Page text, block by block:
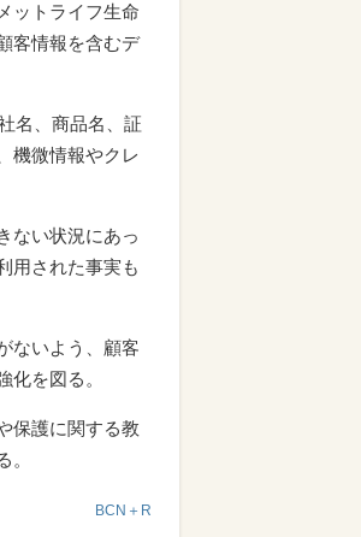
ットライフ生命
客情報を含むデ
名、商品名、証
機微情報やクレ
ない状況にあっ
用された事実も
ないよう、顧客
を図る。
保護に関する教
BCN＋R